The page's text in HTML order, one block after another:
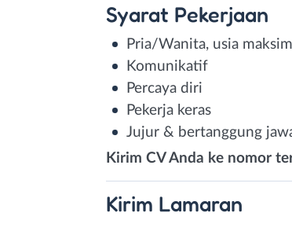
Syarat Pekerjaan
Pria/Wanita, usia
Komunikatif
Percaya diri
Pekerja keras
Jujur & bertanggung
Kirim CV Anda ke nomor
Kirim Lamaran